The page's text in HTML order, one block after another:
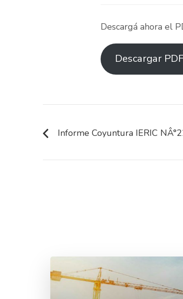
Descargá ahora el
Descargar PDF
de
entradas
Informe Coyuntura IERIC